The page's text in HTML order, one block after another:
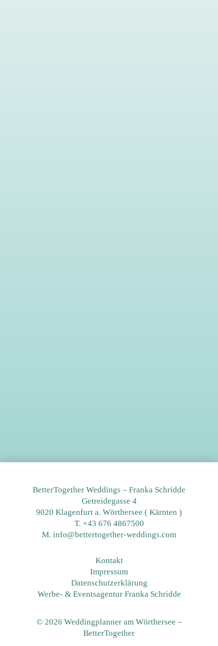
BetterTogether Weddings – Franka Schridde
Getreidegasse 4
9020 Klagenfurt a. Wörthersee ( Kärnten )
T. +43 676 4867500
M. info@bettertogether-weddings.com
Kontakt
Impressum
Datenschutzerklärung
Werbe- & Eventsagentur Franka Schridde
© 2026 Weddingplanner am Wörthersee –
BetterTogether